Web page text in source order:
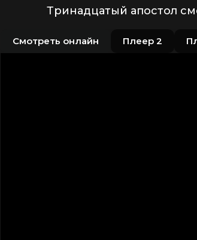
Тринадцатый апостол
Смотреть онлайн Плеер 2